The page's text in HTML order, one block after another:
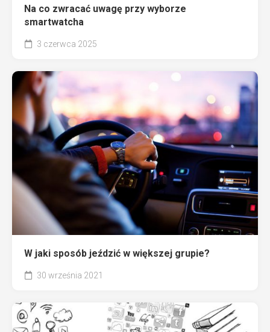
Na co zwracać uwagę przy wyborze
smartwatcha
3 czerwca 2025
W jaki sposób jeździć w większej grupie?
30 września 2021